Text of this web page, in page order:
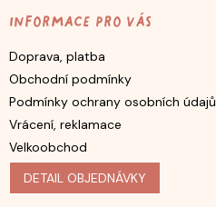
Informace pro vás
Doprava, platba
Obchodní podmínky
Podmínky ochrany osobních údajů
Vrácení, reklamace
Velkoobchod
DETAIL OBJEDNÁVKY